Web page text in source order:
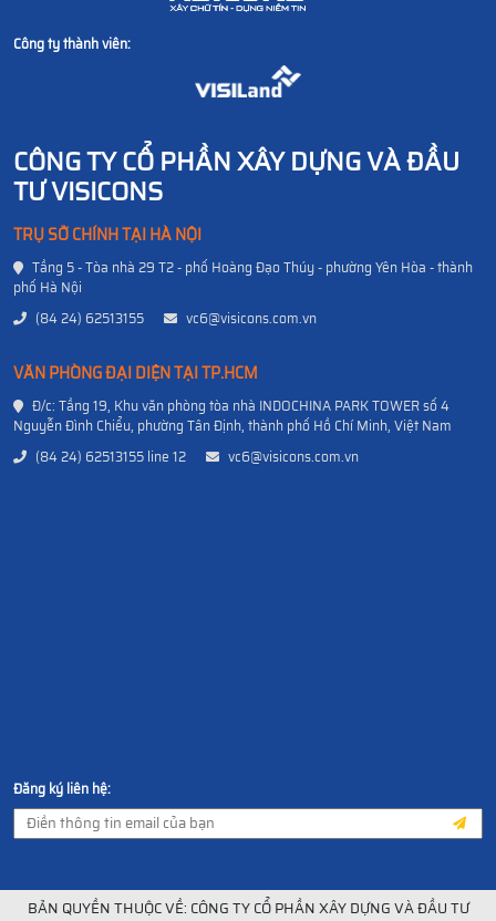
Công ty thành viên:
CÔNG TY CỔ PHẦN XÂY DỰNG VÀ ĐẦU
TƯ VISICONS
TRỤ SỞ CHÍNH TẠI HÀ NỘI
Tầng 5 - Tòa nhà 29 T2 - phố Hoàng Đạo Thúy - phường Yên Hòa - thành
phố Hà Nội
(84 24) 62513155
vc6@visicons.com.vn
VĂN PHÒNG ĐẠI DIỆN TẠI TP.HCM
Đ/c: Tầng 19, Khu văn phòng tòa nhà INDOCHINA PARK TOWER số 4
Nguyễn Đình Chiểu, phường Tân Định, thành phố Hồ Chí Minh, Việt Nam
(84 24) 62513155 line 12
vc6@visicons.com.vn
Đăng ký liên hệ:
BẢN QUYỀN THUỘC VỀ: CÔNG TY CỔ PHẦN XÂY DỰNG VÀ ĐẦU TƯ